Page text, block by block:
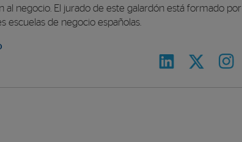
al negocio. El jurado de este galardón está formado por
escuelas de negocio españolas.